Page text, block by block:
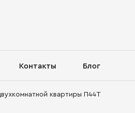
Контакты Блог
квартиры П44Т